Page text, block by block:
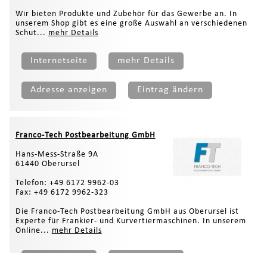
Wir bieten Produkte und Zubehör für das Gewerbe an. In
unserem Shop gibt es eine große Auswahl an verschiedenen
Schut... mehr Details
Internetseite mehr Details
Adresse anzeigen Eintrag ändern
Franco-Tech Postbearbeitung GmbH
Hans-Mess-Straße 9A
61440 Oberursel
Telefon: +49 6172 9962-03
Fax: +49 6172 9962-323
Die Franco-Tech Postbearbeitung GmbH aus Oberursel ist
Experte für Frankier- und Kurvertiermaschinen. In unserem
Online... mehr Details